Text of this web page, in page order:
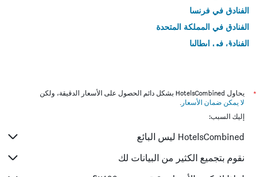
الفنادق في فرنسا
الفنادق في المملكة المتحدة
الفنادق في إيطاليا
*
يحاول HotelsCombined بشكل دائم الحصول على الأسعار الدقيقة، ولكن
لا يمكن ضمان الأسعار .
إليك السبب:
HotelsCombined ليس البائع
نقوم بتجميع الكثير من البيانات لك